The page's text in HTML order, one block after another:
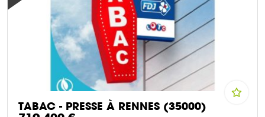
TABAC - PRESSE À RENNES (35000)